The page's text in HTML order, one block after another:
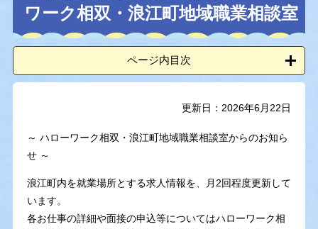
ワーク相双・浪江町地域職業相談室
ページ内目次
更新日：2026年6月22日
～ ハローワーク相双・浪江町地域職業相談室からのお知ら
せ ～
浪江町内を就業場所とする求人情報を、月2回程度更新して
います。
各お仕事の詳細や面接の申込等についてはハローワーク相